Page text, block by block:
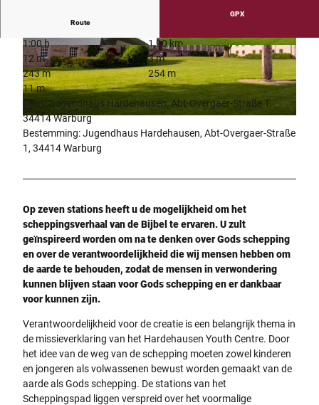
© F.Grawe, F.Grawe
© Kulturland Kreis Höxter, c/o GfW im Kreis Hö
xter mbH
© Kulturland Kreis Höxter, c/o GfW im Kreis Hö
xter mbH
Route
GPX
1:00 h
1,90 km
12 m
3 m
243 m
254 m
11 m
Start: Jugendhaus Hardehausen, Abt-Overgaer-Straße 1,
34414 Warburg
Bestemming: Jugendhaus Hardehausen, Abt-Overgaer-Straße
1, 34414 Warburg
Op zeven stations heeft u de mogelijkheid om het
scheppingsverhaal van de Bijbel te ervaren. U zult
geïnspireerd worden om na te denken over Gods schepping
en over de verantwoordelijkheid die wij mensen hebben om
de aarde te behouden, zodat de mensen in verwondering
kunnen blijven staan voor Gods schepping en er dankbaar
voor kunnen zijn.
Verantwoordelijkheid voor de creatie is een belangrijk thema in
de missieverklaring van het Hardehausen Youth Centre. Door
het idee van de weg van de schepping moeten zowel kinderen
en jongeren als volwassenen bewust worden gemaakt van de
aarde als Gods schepping. De stations van het
Scheppingspad liggen verspreid over het voormalige